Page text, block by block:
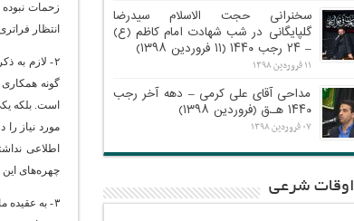
زحمات
انتظار
۲- لازم به
گونه
است. بلکه
مورد نیاز
اطلاعی
چهره‌های این
۳- به عقیده
سخنرانی حجت الاسلام سیدرضا
گلپایگانی در شب شهادت امام کاظم (ع)
– ۲۴ رجب ۱۴۴۰ (۱۱ فروردین ۱۳۹۸)
۱۱ فروردین ۱۳۹۸
مداحی آقای علی کرمی – دهه آخر رجب
۱۴۴۰ هـ.ق (فروردین ۱۳۹۸)
۰۷ فروردین ۱۳۹۸
اوقات شرعی